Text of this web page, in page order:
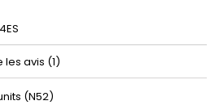
les avis (1)
(N52)